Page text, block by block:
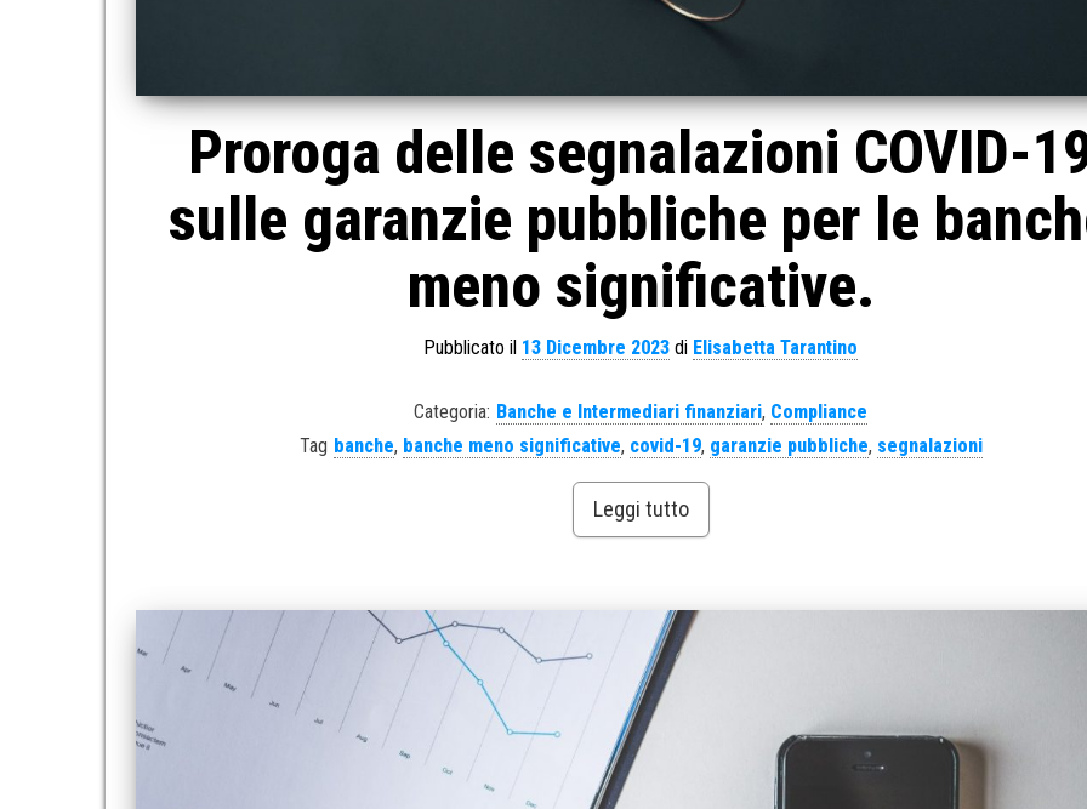
Proroga delle segnalazioni COVID-
sulle garanzie pubbliche per le
meno significative.
Pubblicato il 13 Dicembre 2023 di Elisabetta Tarantino
Categoria: Banche e Intermediari finanziari, Compliance
Tag banche, banche meno significative, covid-19, garanzie pubbliche, segnalazioni
Leggi tutto